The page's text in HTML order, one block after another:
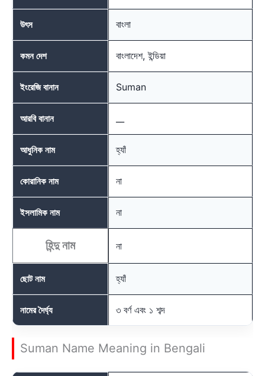
উৎস বাংলা
কমন দেশ বাংলাদেশ, ইন্ডিয়া
ইংরেজি বানান Suman
আরবি বানান
আধুনিক নাম হ্যাঁ
কোরানিক নাম না
ইসলামিক নাম না
হিন্দু নাম না
ছোট নাম হ্যাঁ
নামের দৈর্ঘ্য ৩ বর্ণ এবং ১ শব্দ
Suman Name Meaning in Bengali